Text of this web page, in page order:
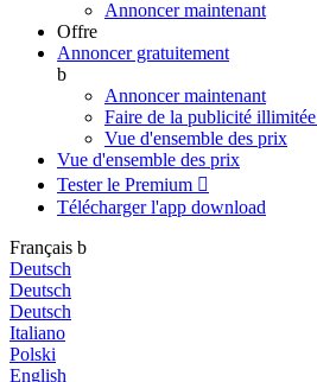
Annoncer maintenant
Offre
Annoncer gratuitement
b
Annoncer maintenant
Faire de la publicité illimitée
Vue d'ensemble des prix
Vue d'ensemble des prix
Tester le Premium 
Télécharger l'app download
Français b
Deutsch
Deutsch
Deutsch
Italiano
Polski
English